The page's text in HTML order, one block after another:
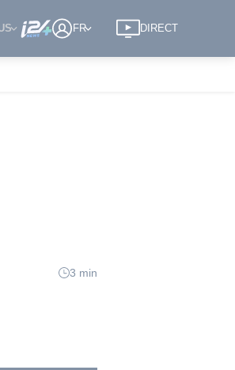
FR DIRECT
3 min